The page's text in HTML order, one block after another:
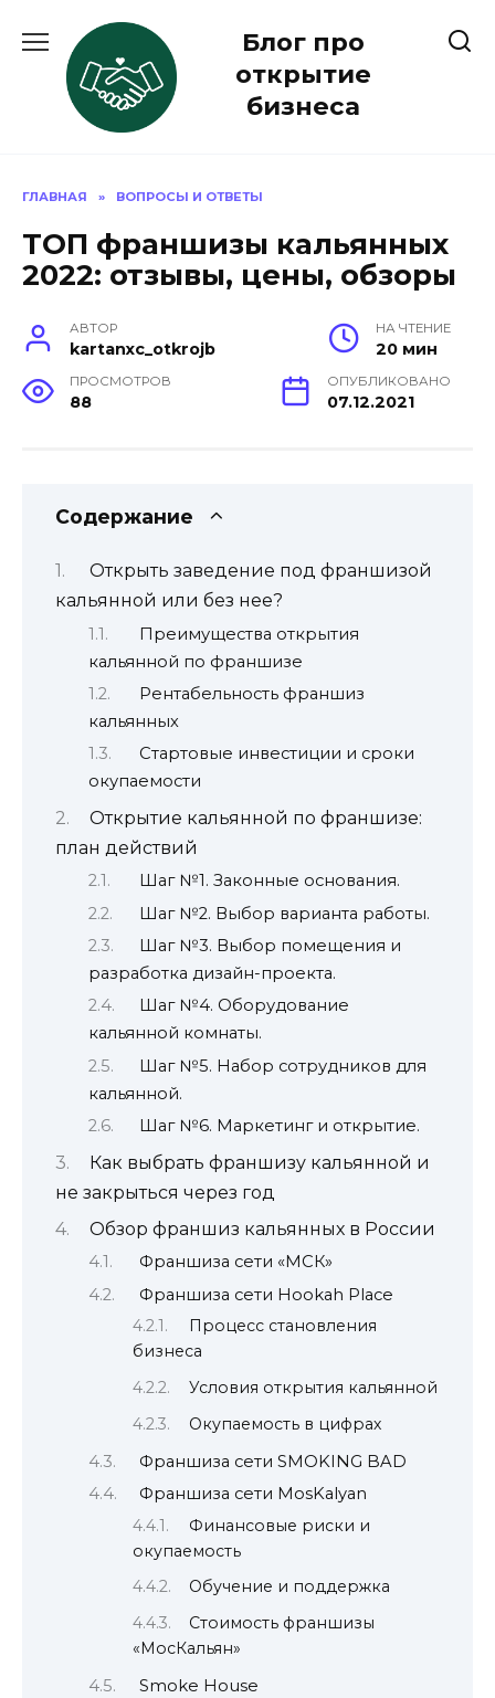
содержанию
Блог про
открытие
бизнеса
ГЛАВНАЯ » ВОПРОСЫ И ОТВЕТЫ
ТОП франшизы кальянных
2022: отзывы, цены, обзоры
АВТОР
kartanxc_otkrojb
НА ЧТЕНИЕ
20 мин
ПРОСМОТРОВ
88
ОПУБЛИКОВАНО
07.12.2021
Содержание
Открыть заведение под франшизой
кальянной или без нее?
Преимущества открытия
кальянной по франшизе
Рентабельность франшиз
кальянных
Стартовые инвестиции и сроки
окупаемости
Открытие кальянной по франшизе:
план действий
Шаг №1. Законные основания.
Шаг №2. Выбор варианта работы.
Шаг №3. Выбор помещения и
разработка дизайн-проекта.
Шаг №4. Оборудование
кальянной комнаты.
Шаг №5. Набор сотрудников для
кальянной.
Шаг №6. Маркетинг и открытие.
Как выбрать франшизу кальянной и
не закрыться через год
Обзор франшиз кальянных в России
Франшиза сети «МСК»
Франшиза сети Hookah Place
Процесс становления
бизнеса
Условия открытия кальянной
Окупаемость в цифрах
Франшиза сети SMOKING BAD
Франшиза сети MosKalyan
Финансовые риски и
окупаемость
Обучение и поддержка
Стоимость франшизы
«МосКальян»
Smoke House